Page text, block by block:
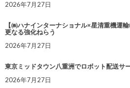
2026年7月27日
【㈱ハナインターナショナル×星清重機運
更なる強化ねらう
2026年7月27日
東京ミッドタウン八重洲でロボット配送サ
2026年7月27日